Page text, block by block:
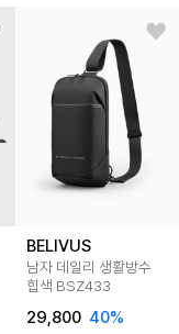
BELIVUS
남자 데일리 생활방수
힙색 BSZ433
29,800 40%